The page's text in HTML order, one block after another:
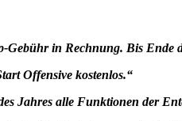
in Rechnung. Bis Ende
Offensive kostenlos.“
Jahres alle Funktionen der